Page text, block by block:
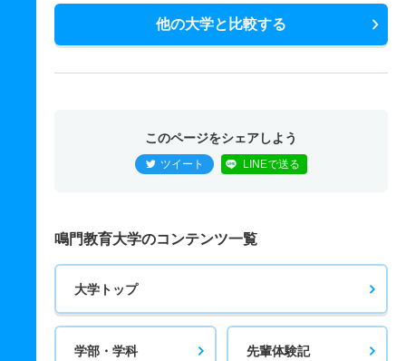
他の大学と比較する
このページをシェアしよう
ツイート LINEで送る
鳴門教育大学のコンテンツ一覧
大学トップ
学部・学科 先輩体験記